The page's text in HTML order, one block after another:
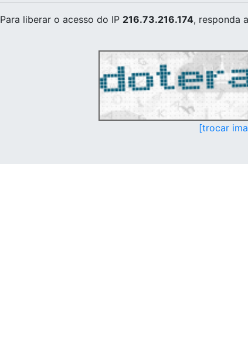
Para liberar o acesso do IP 216.73.216.174, responda
[trocar